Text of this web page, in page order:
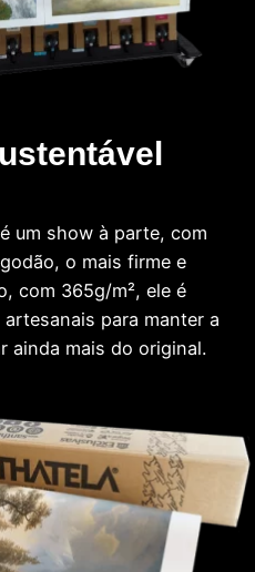
um show à parte, com
o mais firme e
com 365g/m², ele é
para manter a
ainda mais do original.